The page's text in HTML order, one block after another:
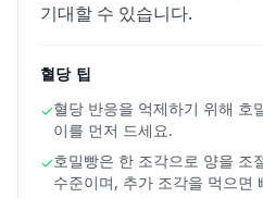
기대할 수 있습니다.
혈당 팁
✓혈당 반응을 억제하기 위해 호
이를 먼저 드세요.
✓호밀빵은 한 조각으로 양을 조
수준이며, 추가 조각을 먹으면